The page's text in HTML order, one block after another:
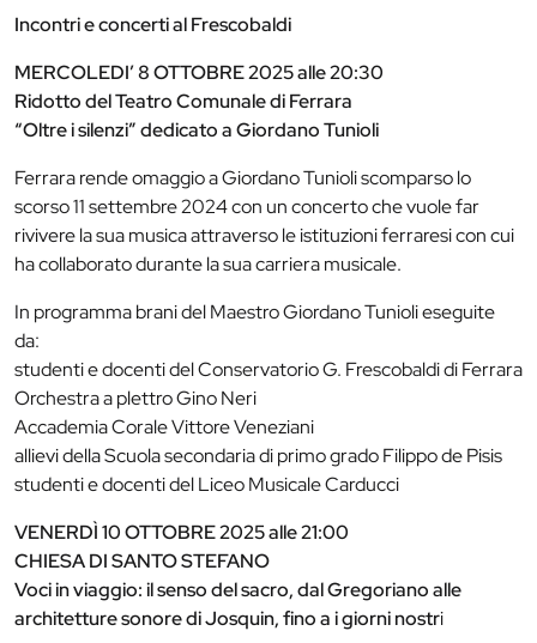
Incontri e concerti al Frescobaldi
MERCOLEDI’ 8 OTTOBRE 2025 alle 20:30
Ridotto del Teatro Comunale di Ferrara
“Oltre i silenzi” dedicato a Giordano Tunioli
Ferrara rende omaggio a Giordano Tunioli scomparso lo
scorso 11 settembre 2024 con un concerto che vuole far
rivivere la sua musica attraverso le istituzioni ferraresi con cui
ha collaborato durante la sua carriera musicale.
In programma brani del Maestro Giordano Tunioli eseguite
da:
studenti e docenti del Conservatorio G. Frescobaldi di Ferrara
Orchestra a plettro Gino Neri
Accademia Corale Vittore Veneziani
allievi della Scuola secondaria di primo grado Filippo de Pisis
studenti e docenti del Liceo Musicale Carducci
VENERDÌ 10 OTTOBRE 2025 alle 21:00
CHIESA DI SANTO STEFANO
Voci in viaggio: il senso del sacro, dal Gregoriano alle
architetture sonore di Josquin, fino a i giorni nostri